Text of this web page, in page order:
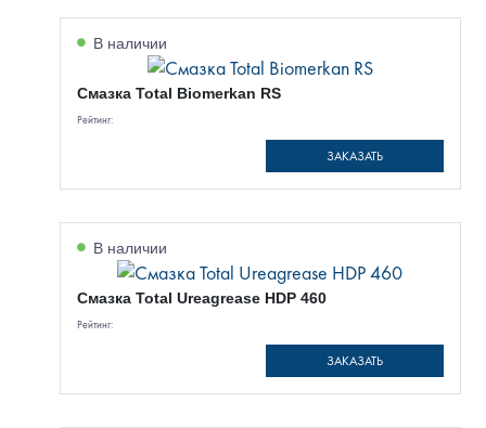
В наличии
Смазка Total Biomerkan RS
Рейтинг:
ЗАКАЗАТЬ
В наличии
Смазка Total Ureagrease HDP 460
Рейтинг:
ЗАКАЗАТЬ